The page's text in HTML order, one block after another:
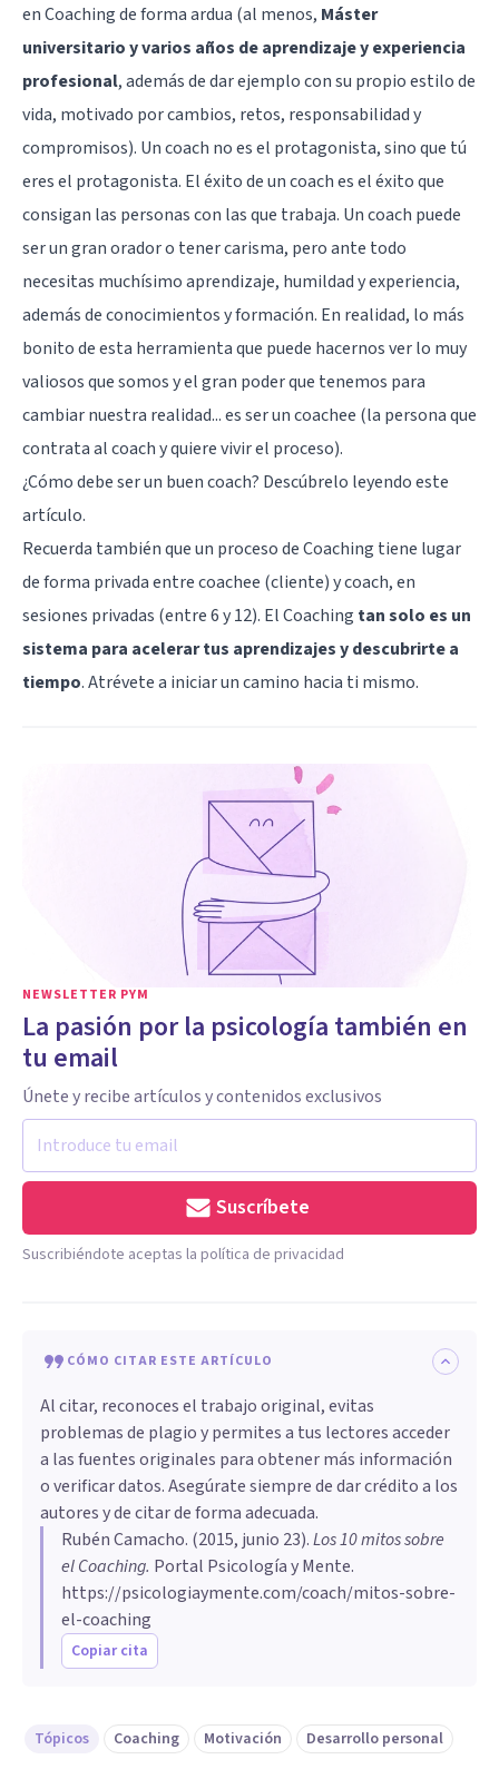
en Coaching de forma ardua (al menos, Máster
universitario y varios años de aprendizaje y experiencia
profesional, además de dar ejemplo con su propio estilo de
vida, motivado por cambios, retos, responsabilidad y
compromisos). Un coach no es el protagonista, sino que tú
eres el protagonista. El éxito de un coach es el éxito que
consigan las personas con las que trabaja. Un coach puede
ser un gran orador o tener carisma, pero ante todo
necesitas muchísimo aprendizaje, humildad y experiencia,
además de conocimientos y formación. En realidad, lo más
bonito de esta herramienta que puede hacernos ver lo muy
valiosos que somos y el gran poder que tenemos para
cambiar nuestra realidad... es ser un coachee (la persona que
contrata al coach y quiere vivir el proceso).
¿Cómo debe ser un buen coach? Descúbrelo leyendoeste
artículo.
Recuerda también que un proceso de Coaching tiene lugar
de forma privada entre coachee (cliente) y coach, en
sesiones privadas (entre 6 y 12). El Coaching tan solo es un
sistema para acelerar tus aprendizajes y descubrirte a
tiempo. Atrévete a iniciar un camino hacia ti mismo.
NEWSLETTER PYM
La pasión por la psicología también en
tu email
Únete y recibe artículos y contenidos exclusivos
Suscríbete
Suscribiéndote aceptas la política de privacidad
CÓMO CITAR ESTE ARTÍCULO
Al citar, reconoces el trabajo original, evitas
problemas de plagio y permites a tus lectores acceder
a las fuentes originales para obtener más información
o verificar datos. Asegúrate siempre de dar crédito a los
autores y de citar de forma adecuada.
Rubén Camacho. (2015, junio 23).Los 10 mitos sobre
el Coaching. Portal Psicología y Mente.
https://psicologiaymente.com/coach/mitos-sobre-
el-coaching
Copiar cita
Tópicos Coaching Motivación Desarrollo personal